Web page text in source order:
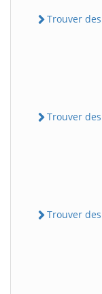
Trouver des
Trouver
Trouver